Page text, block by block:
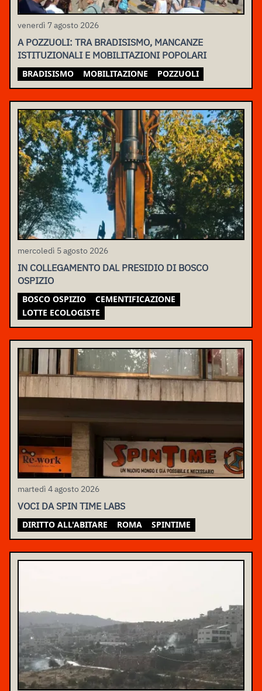
venerdì 7 agosto 2026
A POZZUOLI: TRA BRADISISMO, MANCANZE
ISTITUZIONALI E MOBILITAZIONI POPOLARI
BRADISISMO MOBILITAZIONE POZZUOLI
mercoledì 5 agosto 2026
IN COLLEGAMENTO DAL PRESIDIO DI BOSCO
OSPIZIO
BOSCO OSPIZIO
CEMENTIFICAZIONE
LOTTE ECOLOGISTE
martedì 4 agosto 2026
VOCI DA SPIN TIME LABS
DIRITTO ALL'ABITARE ROMA SPINTIME